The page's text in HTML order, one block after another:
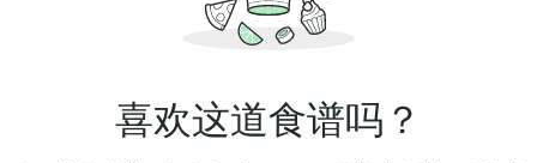
喜欢这道食谱吗？